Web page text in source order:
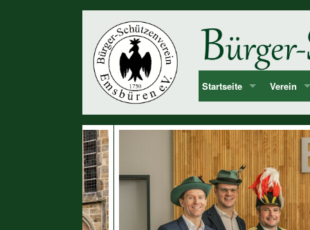
Startseite
Bekanntmachung &
über uns
Dorf Emsbüren
Verein